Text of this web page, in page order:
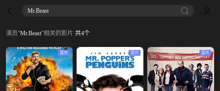
Mr.Beast
演员“Mr.Beast”相关的影片 共4个
蓝光 蓝光 蓝光